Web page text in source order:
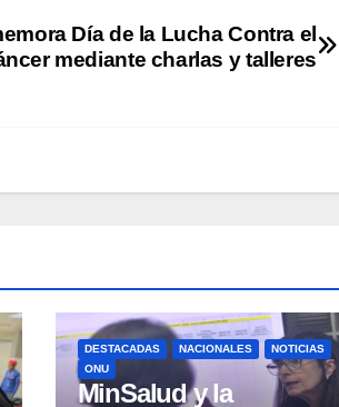
Día de la Lucha Contra el
mediante charlas y talleres
DESTACADAS NACIONALES
NOTICIAS
ONU
MinSalud y la